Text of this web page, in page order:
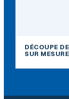
DÉCOUPE
SUR MESURE